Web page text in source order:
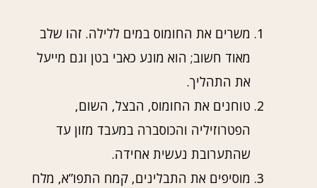
משרים את החומוס במים ללילה. זהו שלב
מאוד חשוב; הוא מונע כאבי בטן וגם מייעל
את התהליך.
טוחנים את החומוס, הבצל, השום,
הפטרוזיליה והכוסברה במעבד מזון עד
שהתערובת נעשית אחידה.
מוסיפים את התבלינים, קמח התפו”א, מלח